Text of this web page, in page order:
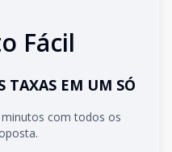
Fácil
TAXAS EM UM SÓ
com todos os